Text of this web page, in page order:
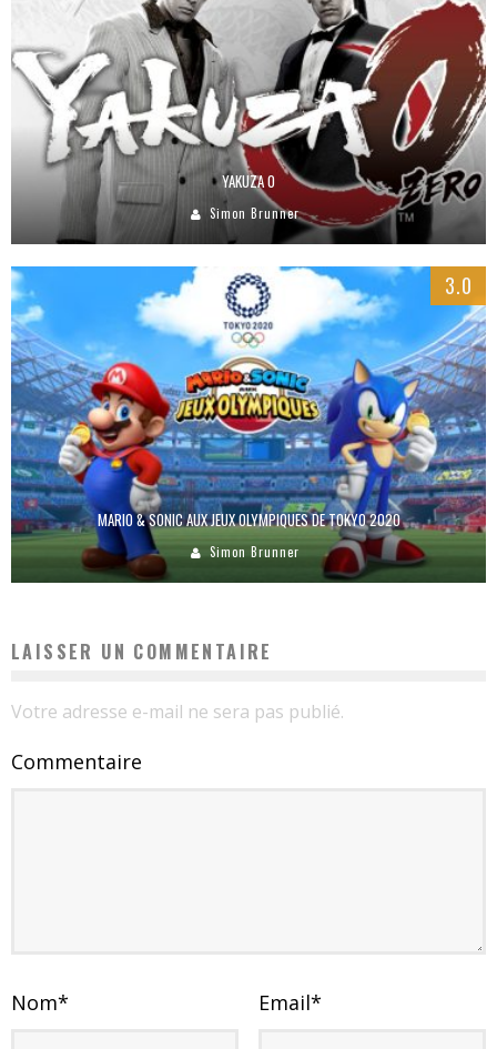
YAKUZA 0
Simon Brunner
3.0
MARIO & SONIC AUX JEUX OLYMPIQUES DE TOKYO 2020
Simon Brunner
LAISSER UN COMMENTAIRE
Votre adresse e-mail ne sera pas publié.
Commentaire
Nom* Email*